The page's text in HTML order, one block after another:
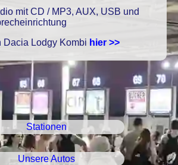
mit CD / MP3, AUX, USB und
Dacia Lodgy Kombi hier >>
Stationen
Unsere Autos